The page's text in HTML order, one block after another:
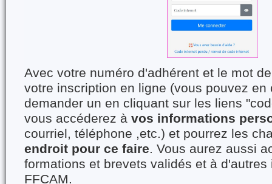
Avec votre numéro d'adhérent et le mot
votre inscription en ligne (vous pouvez en
demander un en cliquant sur les liens
vous accéderez à vos informations
courriel, téléphone ,etc.) et pourrez les
endroit pour ce faire. Vous aurez aussi
formations et brevets validés et à
FFCAM.